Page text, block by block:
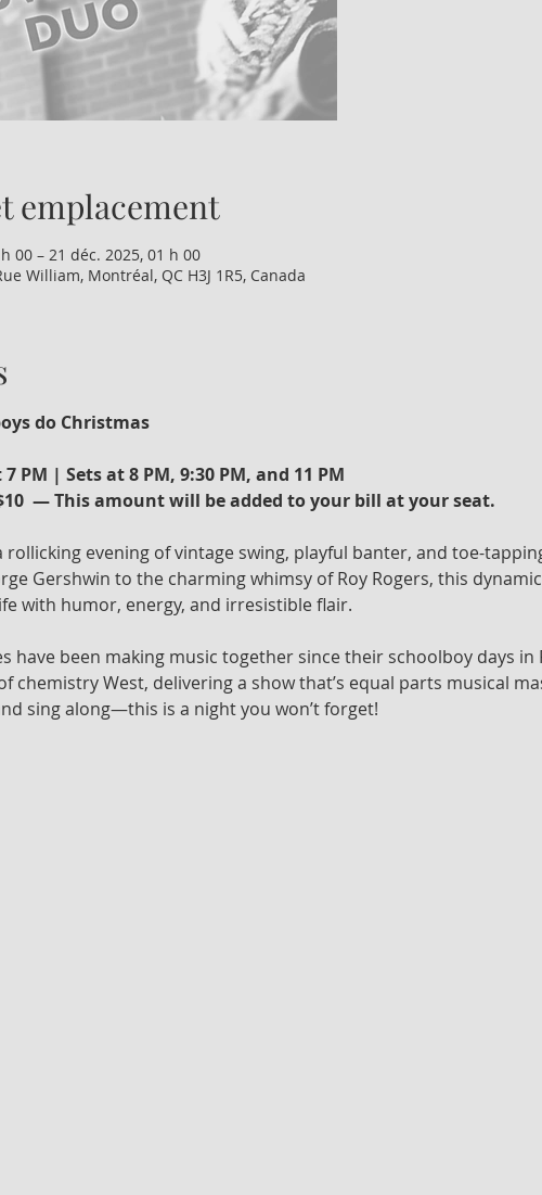
emplacement
00 – 21 déc. 2025, 01 h 00
William, Montréal, QC H3J 1R5, Canada
do Christmas
PM | Sets at 8 PM, 9:30 PM, and 11 PM
— This amount will be added to your bill at your seat.
rollicking evening of vintage swing, playful banter, and toe-
Gershwin to the charming whimsy of Roy Rogers, this
with humor, energy, and irresistible flair.
have been making music together since their schoolboy days in
chemistry West, delivering a show that’s equal parts musical
sing along—this is a night you won’t forget!